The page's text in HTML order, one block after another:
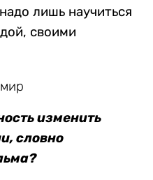
лишь научиться
своими
изменить
словно